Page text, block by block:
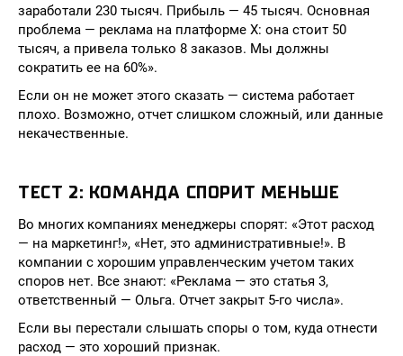
заработали 230 тысяч. Прибыль — 45 тысяч. Основная
проблема — реклама на платформе X: она стоит 50
тысяч, а привела только 8 заказов. Мы должны
сократить ее на 60%».
Если он не может этого сказать — система работает
плохо. Возможно, отчет слишком сложный, или данные
некачественные.
ТЕСТ 2: КОМАНДА СПОРИТ МЕНЬШЕ
Во многих компаниях менеджеры спорят: «Этот расход
— на маркетинг!», «Нет, это административные!». В
компании с хорошим управленческим учетом таких
споров нет. Все знают: «Реклама — это статья 3,
ответственный — Ольга. Отчет закрыт 5-го числа».
Если вы перестали слышать споры о том, куда отнести
расход — это хороший признак.